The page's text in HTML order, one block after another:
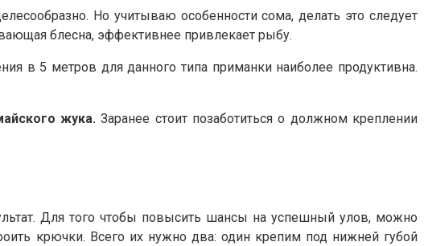
Но учитываю особенности сома, делать это следует
блесна, эффективнее привлекает рыбу.
в 5 метров для данного типа приманки наиболее продуктивна.
жука. Заранее стоит позаботиться о должном креплении
Для того чтобы повысить шансы на успешный улов, можно
крючки. Всего их нужно два: один крепим под нижней губой